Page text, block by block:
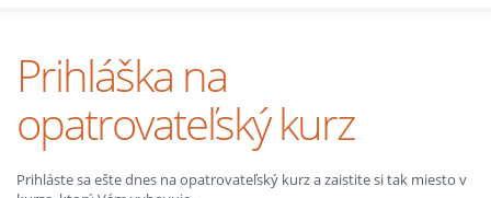
Prihláška na
opatrovateľský kurz
Prihláste sa ešte dnes na opatrovateľský kurz a zaistite si tak miesto v